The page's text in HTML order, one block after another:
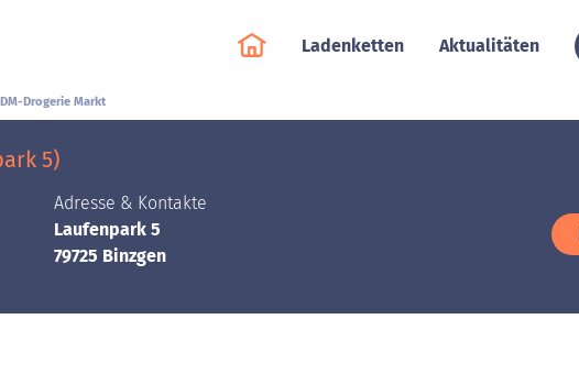
Ladenketten Aktualitäten
DM-Drogerie Markt
5)
Adresse & Kontakte
Laufenpark 5
79725 Binzgen